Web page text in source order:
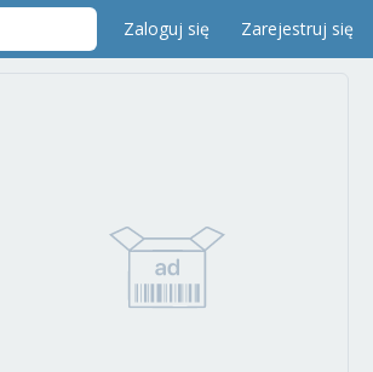
Zaloguj się Zarejestruj się